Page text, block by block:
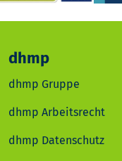
dhmp
dhmp Gruppe
dhmp Arbeitsrecht
dhmp Datenschutz